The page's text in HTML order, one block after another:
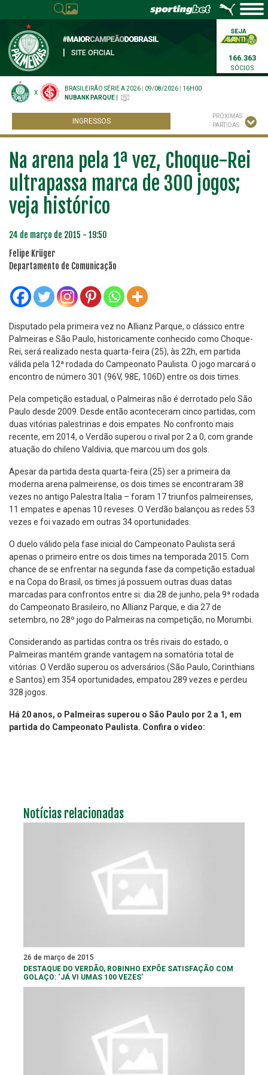
SITE OFICIAL
166.363
SÓCIOS
X
BRASILEIRÃO SÉRIE A 2026 09/08/2026
16H00
NUBANK PARQUE
INGRESSOS
PRÓXIMAS
PARTIDAS
Na arena pela 1ª vez, Choque-Rei
ultrapassa marca de 300 jogos;
veja histórico
24 de março de 2015 - 19:50
Felipe Krüger
Departamento de Comunicação
Disputado pela primeira vez no Allianz Parque, o clássico entre
Palmeiras e São Paulo, historicamente conhecido como Choque-
Rei, será realizado nesta quarta-feira (25), às 22h, em partida
válida pela 12ª rodada do Campeonato Paulista. O jogo marcará o
encontro de número 301 (96V, 98E, 106D) entre os dois times.
Pela competição estadual, o Palmeiras não é derrotado pelo São
Paulo desde 2009. Desde então aconteceram cinco partidas, com
duas vitórias palestrinas e dois empates. No confronto mais
recente, em 2014, o Verdão superou o rival por 2 a 0, com grande
atuação do chileno Valdivia, que marcou um dos gols.
Apesar da partida desta quarta-feira (25) ser a primeira da
moderna arena palmeirense, os dois times se encontraram 38
vezes no antigo Palestra Italia – foram 17 triunfos palmeirenses,
11 empates e apenas 10 reveses. O Verdão balançou as redes 53
vezes e foi vazado em outras 34 oportunidades.
O duelo válido pela fase inicial do Campeonato Paulista será
apenas o primeiro entre os dois times na temporada 2015. Com
chance de se enfrentar na segunda fase da competição estadual
e na Copa do Brasil, os times já possuem outras duas datas
marcadas para confrontos entre si: dia 28 de junho, pela 9ª rodada
do Campeonato Brasileiro, no Allianz Parque, e dia 27 de
setembro, no 28º jogo do Palmeiras na competição, no Morumbi.
Considerando as partidas contra os três rivais do estado, o
Palmeiras mantém grande vantagem na somatória total de
vitórias. O Verdão superou os adversários (São Paulo, Corinthians
e Santos) em 354 oportunidades, empatou 289 vezes e perdeu
328 jogos.
Há 20 anos, o Palmeiras superou o São Paulo por 2 a 1, em
partida do Campeonato Paulista. Confira o vídeo:
Notícias relacionadas
26 de março de 2015
DESTAQUE DO VERDÃO, ROBINHO EXPÕE SATISFAÇÃO COM
GOLAÇO: ‘JÁ VI UMAS 100 VEZES’